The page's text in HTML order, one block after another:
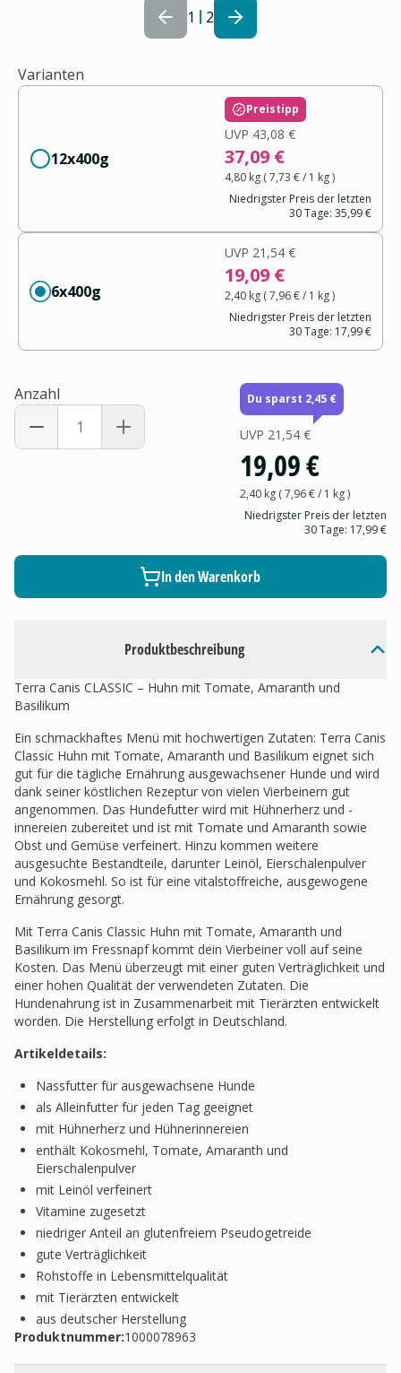
1 2
Produktbeschreibung
Terra Canis CLASSIC – Huhn mit Tomate, Amaranth und
Basilikum
Ein schmackhaftes Menü mit hochwertigen Zutaten: Terra Canis
Classic Huhn mit Tomate, Amaranth und Basilikum eignet sich
gut für die tägliche Ernährung ausgewachsener Hunde und wird
dank seiner köstlichen Rezeptur von vielen Vierbeinern gut
angenommen. Das Hundefutter wird mit Hühnerherz und -
innereien zubereitet und ist mit Tomate und Amaranth sowie
Obst und Gemüse verfeinert. Hinzu kommen weitere
ausgesuchte Bestandteile, darunter Leinöl, Eierschalenpulver
und Kokosmehl. So ist für eine vitalstoffreiche, ausgewogene
Ernährung gesorgt.
Mit Terra Canis Classic Huhn mit Tomate, Amaranth und
Basilikum im Fressnapf kommt dein Vierbeiner voll auf seine
Kosten. Das Menü überzeugt mit einer guten Verträglichkeit und
einer hohen Qualität der verwendeten Zutaten. Die
Hundenahrung ist in Zusammenarbeit mit Tierärzten entwickelt
worden. Die Herstellung erfolgt in Deutschland.
Artikeldetails:
Nassfutter für ausgewachsene Hunde
als Alleinfutter für jeden Tag geeignet
mit Hühnerherz und Hühnerinnereien
enthält Kokosmehl, Tomate, Amaranth und
Eierschalenpulver
mit Leinöl verfeinert
Vitamine zugesetzt
niedriger Anteil an glutenfreiem Pseudogetreide
gute Verträglichkeit
Rohstoffe in Lebensmittelqualität
mit Tierärzten entwickelt
aus deutscher Herstellung
Produktnummer:1000078963
Varianten
12x400g
Preistipp
UVP 43,08 €
37,09 €
4,80 kg(7,73 €/ 1 kg)
Niedrigster Preis der letzten
30 Tage: 35,99 €
6x400g
UVP 21,54 €
19,09 €
2,40 kg(7,96 €/ 1 kg)
Niedrigster Preis der letzten
30 Tage: 17,99 €
Anzahl Du sparst 2,45 €
UVP 21,54 €
19,09 €
2,40 kg(7,96 €/ 1 kg)
Niedrigster Preis der letzten
30 Tage: 17,99 €
In den Warenkorb